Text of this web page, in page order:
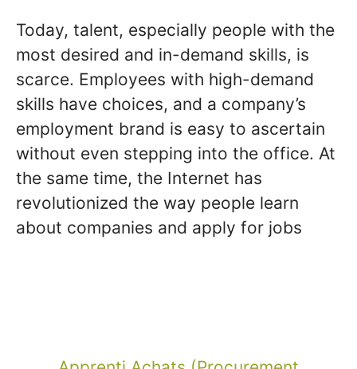
Today, talent, especially people with the
most desired and in-demand skills, is
scarce. Employees with high-demand
skills have choices, and a company’s
employment brand is easy to ascertain
without even stepping into the office. At
the same time, the Internet has
revolutionized the way people learn
about companies and apply for jobs